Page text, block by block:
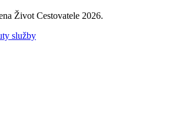
Život Cestovatele 2026.
služby